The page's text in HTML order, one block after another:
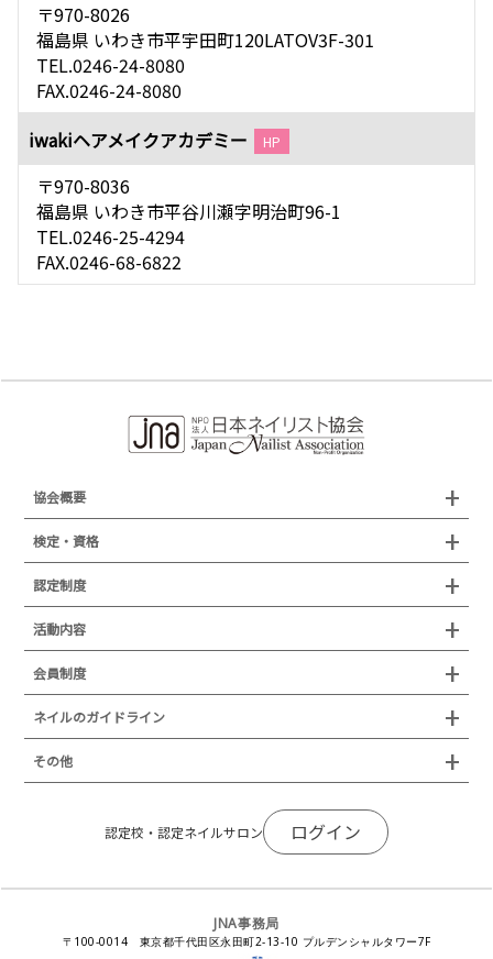
〒970-8026
福島県 いわき市平宇田町120LATOV3F-301
TEL.0246-24-8080
FAX.0246-24-8080
iwakiヘアメイクアカデミー
HP
〒970-8036
福島県 いわき市平谷川瀬字明治町96-1
TEL.0246-25-4294
FAX.0246-68-6822
協会概要
組織概要
所在地
プレスリリース
叙勲・褒章・受賞・表彰
通常総会について
検定・資格
検定試験
JNAフットケア理論検定試験
ネイリスト技能検定試験（JNEC主催）
JNAネイリスト技能検定国際試験
JNAネイリストキャリアパス講習会
JNAオフィシャル教材
認定制度
認定制度
認定校
活動内容
ネイルエキスポ
ネイルオブザイヤー
全日本ネイリスト選手権・地区大会
11月ネイル月間
セミナー
セミナー
JNAスーパーライブ
ネイルサロン衛生管理士講習会
JNAネイルサロン等化学物質管理講習会
ネイルサロン向けセミナー
ネイルトレンド
ネイルトレンド
トレンドプロジェクトメンバー
会員制度
会員制度
法人会員
ネイルのガイドライン
新型コロナ感染症関連
コンプライアンス／法令遵守
瞬間接着剤の使用について
その他
サポートネイルサロン制度
教材・書籍・刊行物
認定校・認定ネイルサロン ログイン
JNA事務局
〒100-0014 東京都千代田区永田町2-13-10 プルデンシャルタワー7F